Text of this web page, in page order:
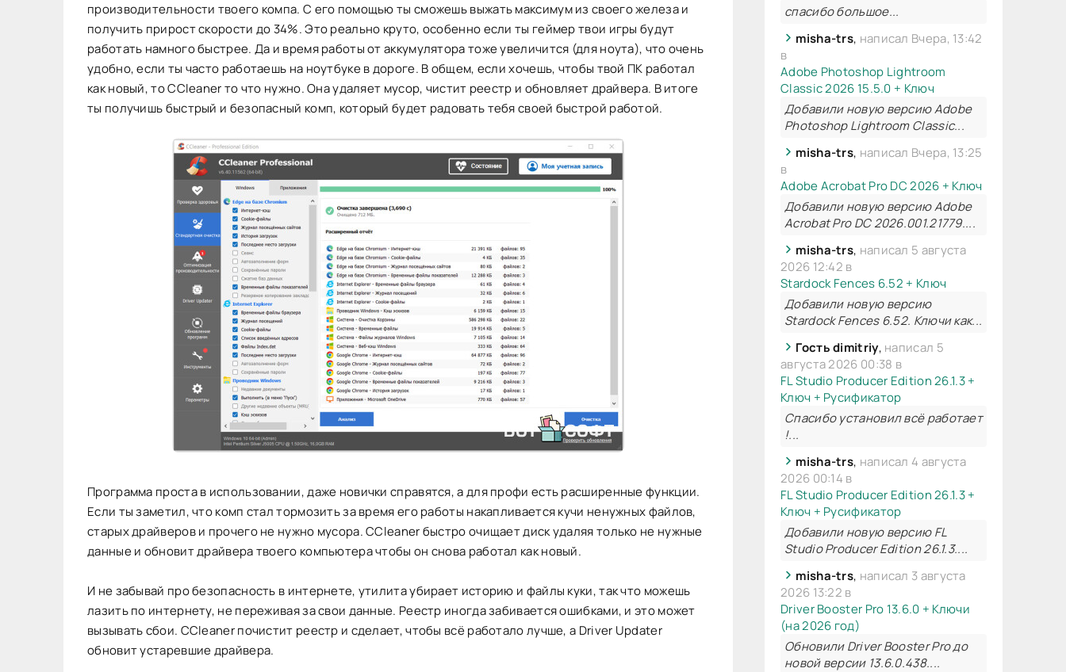
производительности твоего компа. С его помощью ты сможешь выжать максимум из своего железа и
получить прирост скорости до 34%. Это реально круто, особенно если ты геймер твои игры будут
работать намного быстрее. Да и время работы от аккумулятора тоже увеличится (для ноута), что очень
удобно, если ты часто работаешь на ноутбуке в дороге. В общем, если хочешь, чтобы твой ПК работал
как новый, то CCleaner то что нужно. Она удаляет мусор, чистит реестр и обновляет драйвера. В итоге
ты получишь быстрый и безопасный комп, который будет радовать тебя своей быстрой работой.
Программа проста в использовании, даже новички справятся, а для профи есть расширенные функции.
Если ты заметил, что комп стал тормозить за время его работы накапливается кучи ненужных файлов,
старых драйверов и прочего не нужно мусора. CCleaner быстро очищает диск удаляя только не нужные
данные и обновит драйвера твоего компьютера чтобы он снова работал как новый.
И не забывай про безопасность в интернете, утилита убирает историю и файлы куки, так что можешь
лазить по интернету, не переживая за свои данные. Реестр иногда забивается ошибками, и это может
вызывать сбои. CCleaner почистит реестр и сделает, чтобы всё работало лучше, а Driver Updater
обновит устаревшие драйвера.
спасибо большое...
misha-trs, написал Вчера, 13:42
в
Adobe Photoshop Lightroom
Classic 2026 15.5.0 + Ключ
Добавили новую версию Adobe
Photoshop Lightroom Classic...
misha-trs, написал Вчера, 13:25
в
Adobe Acrobat Pro DC 2026 + Ключ
Добавили новую версию Adobe
Acrobat Pro DC 2026.001.21779....
misha-trs, написал 5 августа
2026 12:42 в
Stardock Fences 6.52 + Ключ
Добавили новую версию
Stardock Fences 6.52. Ключи как...
Гость dimitriy, написал 5
августа 2026 00:38 в
FL Studio Producer Edition 26.1.3 +
Ключ + Русификатор
Спасибо установил всё работает
!...
misha-trs, написал 4 августа
2026 00:14 в
FL Studio Producer Edition 26.1.3 +
Ключ + Русификатор
Добавили новую версию FL
Studio Producer Edition 26.1.3....
misha-trs, написал 3 августа
2026 13:22 в
Driver Booster Pro 13.6.0 + Ключи
(на 2026 год)
Обновили Driver Booster Pro до
новой версии 13.6.0.438....